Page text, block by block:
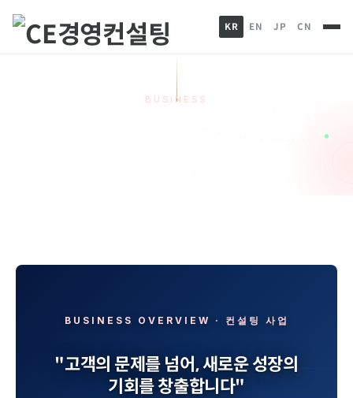
KR EN JP CN
BUSINESS
BUSINESS OVERVIEW · 컨설팅 사업
"고객의 문제를 넘어,새로운 성장의
기회를 창출합니다"